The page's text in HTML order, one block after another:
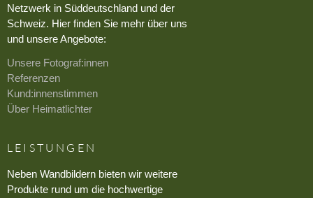
Netzwerk in Süddeutschland und der
Schweiz. Hier finden Sie mehr über uns
und unsere Angebote:
Unsere Fotograf:innen
Referenzen
Kund:innenstimmen
Über Heimatlichter
LEISTUNGEN
Neben Wandbildern bieten wir weitere
Produkte rund um die hochwertige